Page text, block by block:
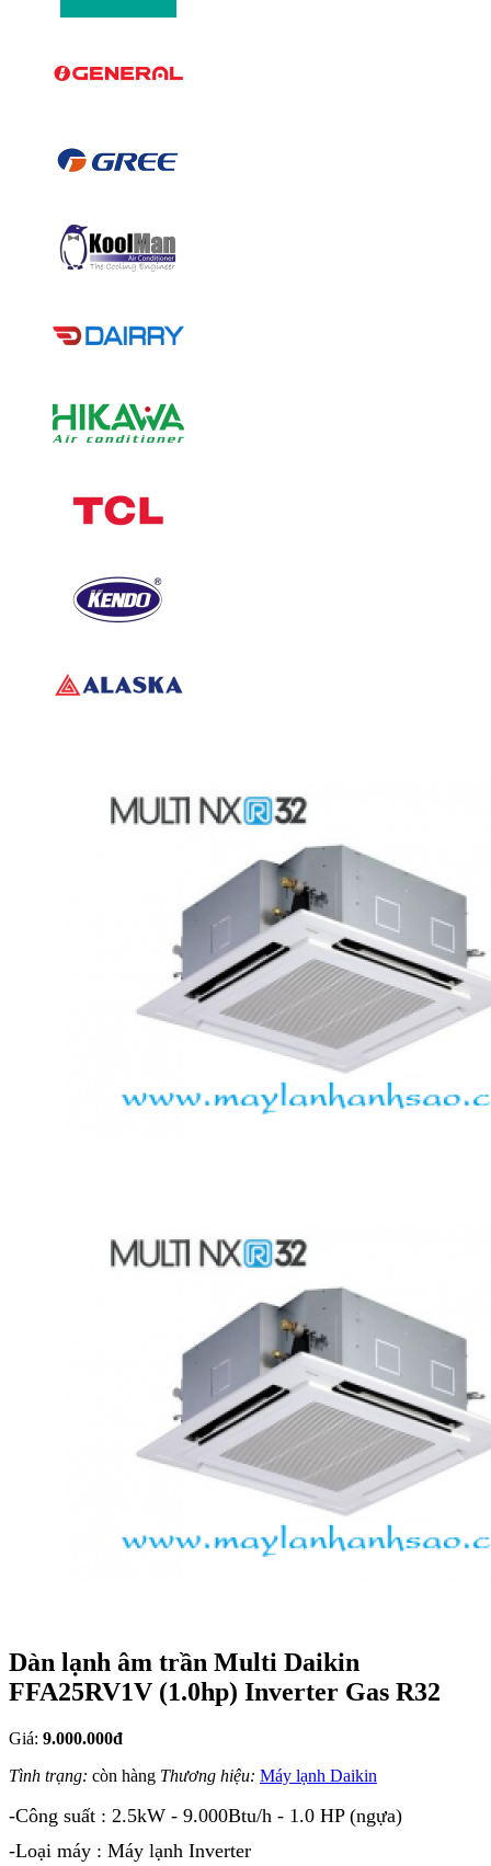
Dàn lạnh âm trần Multi Daikin
FFA25RV1V (1.0hp) Inverter Gas R32
Giá: 9.000.000đ
Tình trạng: còn hàng Thương hiệu: Máy lạnh Daikin
-Công suất : 2.5kW - 9.000Btu/h - 1.0 HP (ngựa)
-Loại máy : Máy lạnh Inverter